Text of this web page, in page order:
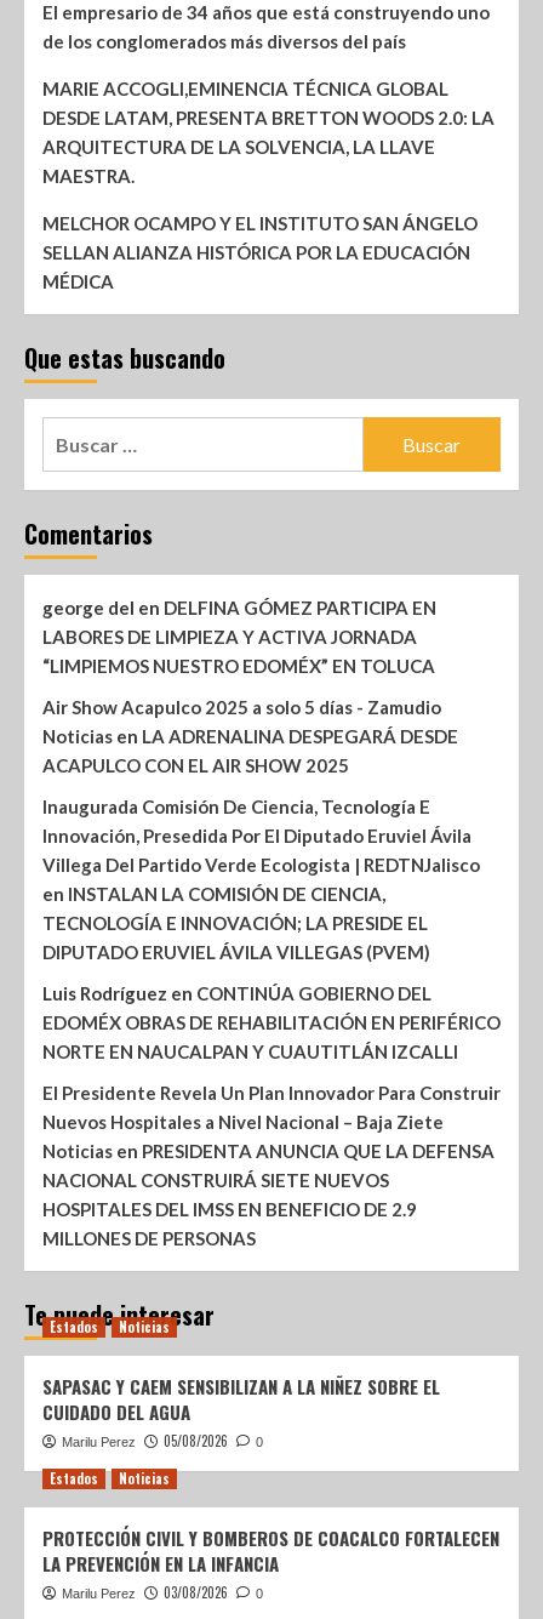
El empresario de 34 años que está construyendo uno
de los conglomerados más diversos del país
MARIE ACCOGLI,EMINENCIA TÉCNICA GLOBAL
DESDE LATAM, PRESENTA BRETTON WOODS 2.0: LA
ARQUITECTURA DE LA SOLVENCIA, LA LLAVE
MAESTRA.
MELCHOR OCAMPO Y EL INSTITUTO SAN ÁNGELO
SELLAN ALIANZA HISTÓRICA POR LA EDUCACIÓN
MÉDICA
Que estas buscando
Comentarios
george del en DELFINA GÓMEZ PARTICIPA EN
LABORES DE LIMPIEZA Y ACTIVA JORNADA
“LIMPIEMOS NUESTRO EDOMÉX” EN TOLUCA
Air Show Acapulco 2025 a solo 5 días - Zamudio
Noticias en LA ADRENALINA DESPEGARÁ DESDE
ACAPULCO CON EL AIR SHOW 2025
Inaugurada Comisión De Ciencia, Tecnología E
Innovación, Presedida Por El Diputado Eruviel Ávila
Villega Del Partido Verde Ecologista | REDTNJalisco
en INSTALAN LA COMISIÓN DE CIENCIA,
TECNOLOGÍA E INNOVACIÓN; LA PRESIDE EL
DIPUTADO ERUVIEL ÁVILA VILLEGAS (PVEM)
Luis Rodríguez en CONTINÚA GOBIERNO DEL
EDOMÉX OBRAS DE REHABILITACIÓN EN PERIFÉRICO
NORTE EN NAUCALPAN Y CUAUTITLÁN IZCALLI
El Presidente Revela Un Plan Innovador Para Construir
Nuevos Hospitales a Nivel Nacional – Baja Ziete
Noticias en PRESIDENTA ANUNCIA QUE LA DEFENSA
NACIONAL CONSTRUIRÁ SIETE NUEVOS
HOSPITALES DEL IMSS EN BENEFICIO DE 2.9
MILLONES DE PERSONAS
Te puede interesar
Estados Noticias
SAPASAC Y CAEM SENSIBILIZAN A LA NIÑEZ SOBRE EL
CUIDADO DEL AGUA
Marilu Perez 05/08/2026 0
Estados Noticias
PROTECCIÓN CIVIL Y BOMBEROS DE COACALCO FORTALECEN
LA PREVENCIÓN EN LA INFANCIA
Marilu Perez 03/08/2026 0